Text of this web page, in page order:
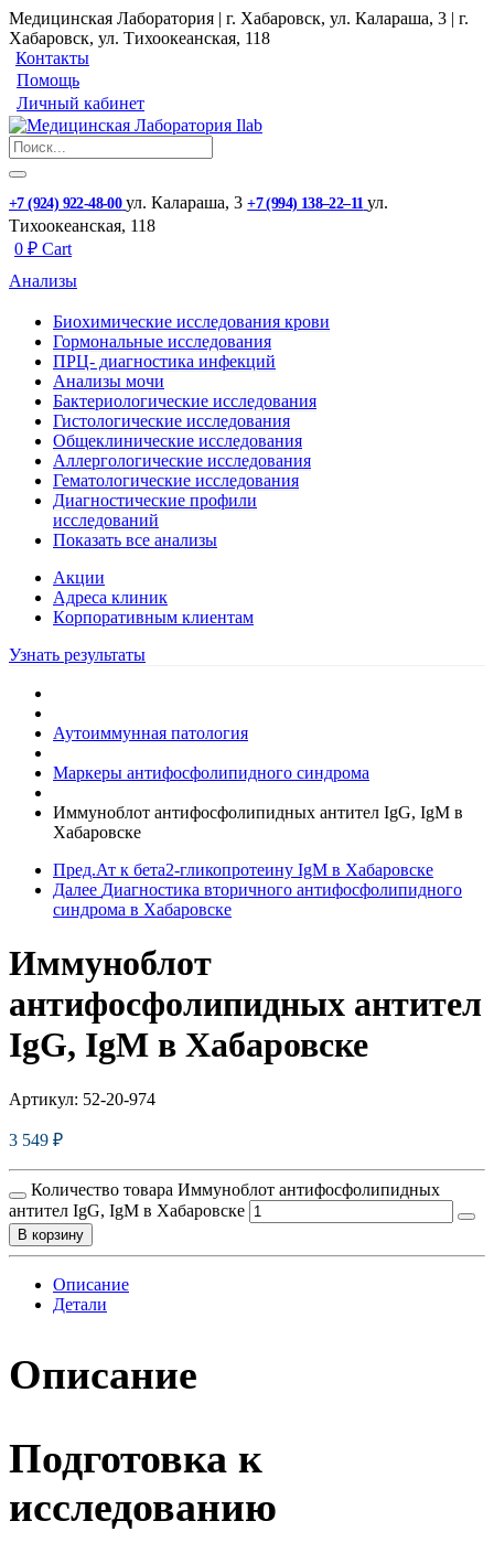
Медицинская Лаборатория | г. Хабаровск, ул. Калараша, 3 | г.
Хабаровск, ул. ​Тихоокеанская, 118
Контакты
Помощь
Личный кабинет
+7 (924) 922-48-00 ул. ​Калараша, 3 +7 (994) 138‒22‒11 ул. ​
Тихоокеанская, 118
0 ₽ Cart
Анализы
Биохимические исследования крови
Гормональные исследования
ПРЦ- диагностика инфекций
Анализы мочи
Бактериологические исследования
Гистологические исследования
Общеклинические исследования
Аллергологические исследования
Гематологические исследования
Диагностические профили
исследований
Показать все анализы
Акции
Адреса клиник
Кoрпоративным клиентам
Узнать результаты
Аутоиммунная патология
Маркеры антифосфолипидного синдрома
Иммуноблот антифосфолипидных антител IgG, IgM в
Хабаровске
Пред.Ат к бета2-гликопротеину IgM в Хабаровске
Далее Диагностика вторичного антифосфолипидного
синдрома в Хабаровске
Иммуноблот
антифосфолипидных антител
IgG, IgM в Хабаровске
Артикул: 52-20-974
3 549 ₽
Количество товара Иммуноблот антифосфолипидных
антител IgG, IgM в Хабаровске
В корзину
Описание
Детали
Описание
Подготовка к
исследованию